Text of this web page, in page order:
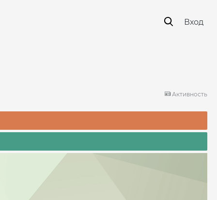
Вход
Активность